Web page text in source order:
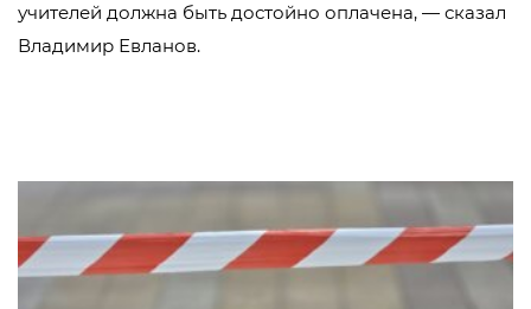
учителей должна быть достойно оплачена, — сказал
Владимир Евланов.